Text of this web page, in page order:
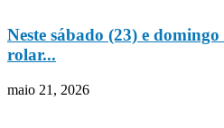
Neste sábado (23) e
rolar...
maio 21, 2026